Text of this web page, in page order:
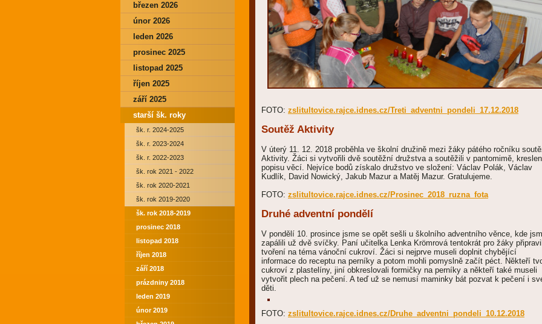
FOTO: zslitultovice.rajce.idnes.cz/Treti_adventni_pondeli_17.12.2018
Soutěž Aktivity
V úterý 11. 12. 2018 proběhla ve školní družině mezi žáky pátého ročníku
Aktivity. Žáci si vytvořili dvě soutěžní družstva a soutěžili v pantomimě,
popisu věcí. Nejvíce bodů získalo družstvo ve složení: Václav Polák, Václav
Kudlík, David Nowický, Jakub Mazur a Matěj Mazur. Gratulujeme.
FOTO: zslitultovice.rajce.idnes.cz/Prosinec_2018_ruzna_fota
Druhé adventní pondělí
V pondělí 10. prosince jsme se opět sešli u školního adventního věnce, kde
zapálili už dvě svíčky. Paní učitelka Lenka Krömrová tentokrát pro žáky
tvoření na téma vánoční cukroví. Žáci si nejprve museli doplnit chybějící
informace do receptu na perníky a potom mohli pomyslně začít péct. Někteří
cukroví z plastelíny, jiní obkreslovali formičky na perníky a někteří také museli
vytvořit plech na pečení. A teď už se nemusí maminky bát pozvat k pečení i
děti.
FOTO: zslitultovice.rajce.idnes.cz/Druhe_adventni_pondeli_10.12.2018
březen 2026
únor 2026
leden 2026
prosinec 2025
listopad 2025
říjen 2025
září 2025
starší šk. roky
šk. r. 2024-2025
šk. r. 2023-2024
šk. r. 2022-2023
šk. rok 2021 - 2022
šk. rok 2020-2021
šk. rok 2019-2020
šk. rok 2018-2019
prosinec 2018
listopad 2018
říjen 2018
září 2018
prázdniny 2018
leden 2019
únor 2019